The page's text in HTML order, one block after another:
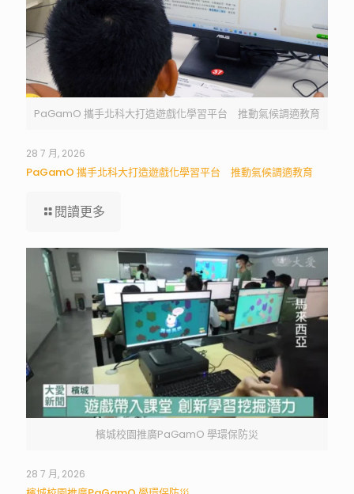
PaGamO 攜手北科大打造遊戲化學習平台 推動氣候調適教育
28 7 月, 2026
PaGamO 攜手北科大打造遊戲化學習平台 推動氣候調適教育
閱讀更多
檳城校園推廣PaGamO 學環保防災
28 7 月, 2026